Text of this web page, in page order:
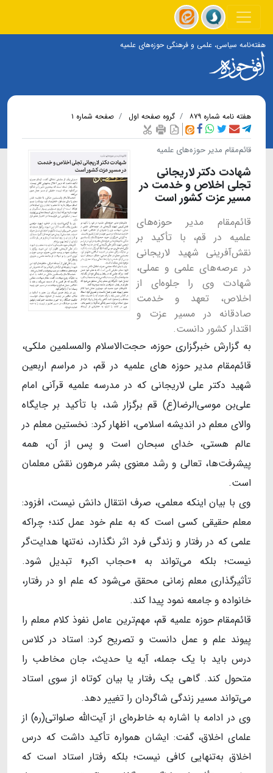
هفته‌نامه سیاسی، علمی و فرهنگی حوزه‌های علمیه
هفته نامه شماره ۸۷۹ گروه صفحه اول صفحه شماره ۱
قائم‌مقام مدیر حوزه‌های علمیه
شهادت دکتر لاریجانی
تجلی اخلاص و خدمت در
مسیر عزت کشور است
قائم‌مقام مدیر حوزه‌های
علمیه در قم‌، با تأکید بر
نقش‌آفرینی شهید لاریجانی
در عرصه‌های علمی و عملی،
شهادت وی را جلوه‌ای از
اخلاص، تعهد و خدمت
صادقانه در مسیر عزت و
اقتدار کشور دانست.
به گزارش خبرگزاری حوزه، حجت‌الاسلام والمسلمین ملکی،
قائم‌مقام مدیر حوزه های علمیه در قم، در مراسم اربعین
شهید دکتر علی لاریجانی که در مدرسه علمیه قرآنی امام
علی‌بن ‌موسی‌الرضا(ع) قم برگزار شد، با تأکید بر جایگاه
والای معلم در اندیشه اسلامی، اظهار کرد: نخستین معلم در
عالم هستی، خدای سبحان است و پس از آن، همه
پیشرفت‌ها، تعالی و رشد معنوی بشر مرهون نقش معلمان
است.
وی با بیان اینکه معلمی، صرف انتقال دانش نیست، افزود:
معلم حقیقی کسی است که به علم خود عمل کند؛ چراکه
علمی که در رفتار و زندگی فرد اثر نگذارد، نه‌تنها هدایت‌گر
نیست؛ بلکه می‌تواند به «حجاب اکبر» تبدیل شود.
تأثیرگذاری معلم زمانی محقق می‌شود که علم او در رفتار،
خانواده و جامعه نمود پیدا کند.
قائم‌مقام حوزه علمیه قم، مهم‌ترین عامل نفوذ کلام معلم را
پیوند علم و عمل دانست و تصریح کرد: استاد در کلاس
درس باید با یک جمله، آیه یا حدیث، جان مخاطب را
متحول کند. گاهی یک رفتار یا بیان کوتاه از سوی استاد
می‌تواند مسیر زندگی شاگردان را تغییر دهد.
وی در ادامه با اشاره به خاطره‌ای از آیت‌الله صلواتی(ره) از
علمای اخلاق، گفت: ایشان همواره تأکید داشت که درس
اخلاق به‌تنهایی کافی نیست؛ بلکه رفتار استاد است که